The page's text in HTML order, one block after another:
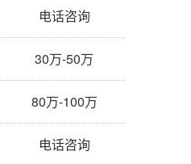
电话咨询
30万-50万
80万-100万
电话咨询